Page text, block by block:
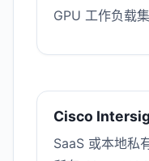
GPU 工作负载
Cisco
SaaS 或本地私